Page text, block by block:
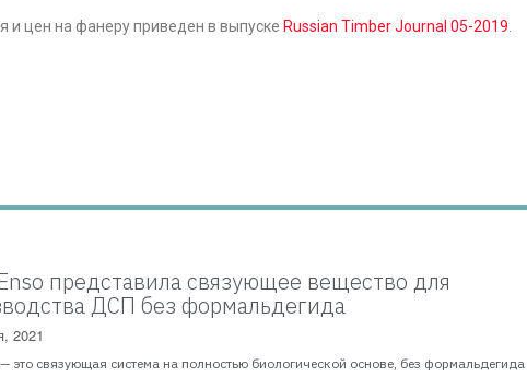
и цен на фанеру приведен в выпуске Russian Timber Journal 05-2019
представила связующее вещество для
ДСП без формальдегида
2021
это связующая система на полностью биологической основе, без формальдегида